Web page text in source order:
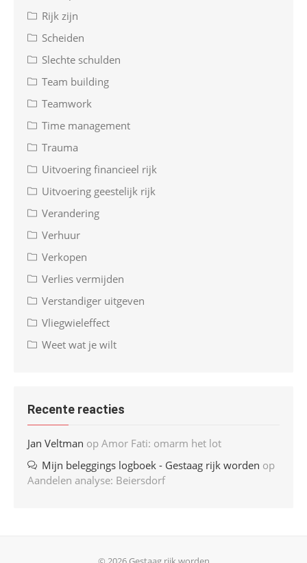
Rijk zijn
Scheiden
Slechte schulden
Team building
Teamwork
Time management
Trauma
Uitvoering financieel rijk
Uitvoering geestelijk rijk
Verandering
Verhuur
Verkopen
Verlies vermijden
Verstandiger uitgeven
Vliegwieleffect
Weet wat je wilt
Recente reacties
Jan Veltman op Amor Fati: omarm het lot
Mijn beleggings logboek - Gestaag rijk worden op
Aandelen analyse: Beiersdorf